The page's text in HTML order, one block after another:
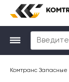
Комтранс Запасные